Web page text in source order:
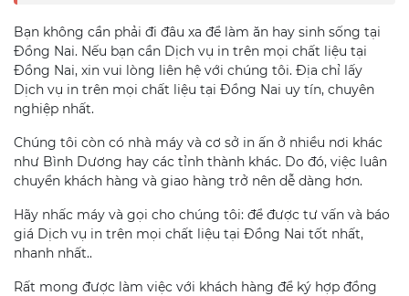
Bạn không cần phải đi đâu xa để làm ăn hay sinh sống tại
Đồng Nai. Nếu bạn cần Dịch vụ in trên mọi chất liệu tại
Đồng Nai, xin vui lòng liên hệ với chúng tôi. Địa chỉ lấy
Dịch vụ in trên mọi chất liệu tại Đồng Nai uy tín, chuyên
nghiệp nhất.
Chúng tôi còn có nhà máy và cơ sở in ấn ở nhiều nơi khác
như Bình Dương hay các tỉnh thành khác. Do đó, việc luân
chuyển khách hàng và giao hàng trở nên dễ dàng hơn.
Hãy nhấc máy và gọi cho chúng tôi: để được tư vấn và báo
giá Dịch vụ in trên mọi chất liệu tại Đồng Nai tốt nhất,
nhanh nhất..
Rất mong được làm việc với khách hàng để ký hợp đồng